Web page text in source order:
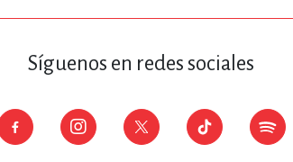
Síguenos en redes sociales